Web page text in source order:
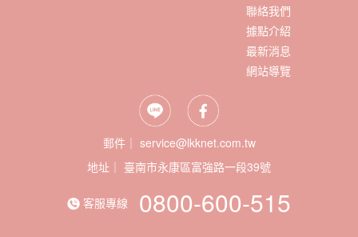
聯絡我們
據點介紹
最新消息
網站導覽
郵件｜ service@lkknet.com.tw
地址｜
客服專線 0800-600-515